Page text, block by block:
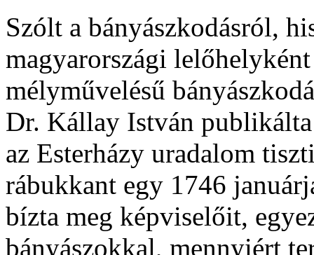
Szólt a bányászkodásról,
magyarországi
mélyművelésű
Dr. Kállay István
az Esterházy uradalom
rábukkant egy 1746
bízta meg képviselőit,
bányászokkal, mennyiért